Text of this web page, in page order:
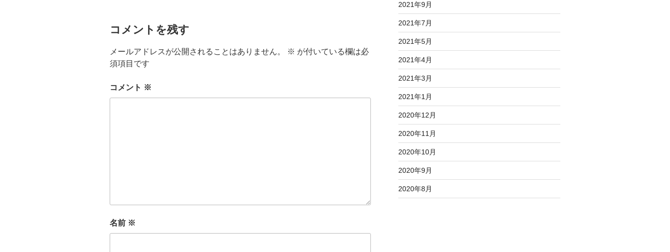
コメントを残す
メールアドレスが公開されることはありません。 ※ が付いている欄は必
須項目です
コメント ※
名前 ※
2021年9月
2021年7月
2021年5月
2021年4月
2021年3月
2021年1月
2020年12月
2020年11月
2020年10月
2020年9月
2020年8月